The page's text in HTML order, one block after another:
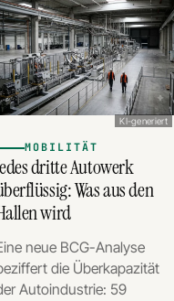
KI-generiert
MOBILITÄT
dritte Autowerk
Was aus den
wird
neue BCG-Analyse
die Überkapazität
Autoindustrie: 59